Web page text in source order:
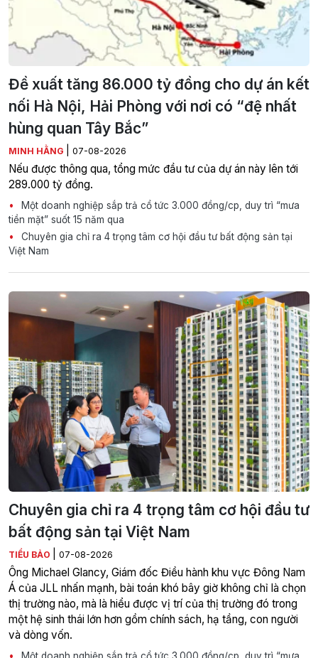
Đề xuất tăng 86.000 tỷ đồng cho dự án kết
nối Hà Nội, Hải Phòng với nơi có “đệ nhất
hùng quan Tây Bắc”
MINH HẰNG 07-08-2026
Nếu được thông qua, tổng mức đầu tư của dự án này lên tới
289.000 tỷ đồng.
Một doanh nghiệp sắp trả cổ tức 3.000 đồng/cp, duy trì “mưa
tiền mặt” suốt 15 năm qua
Chuyên gia chỉ ra 4 trọng tâm cơ hội đầu tư bất động sản tại
Việt Nam
Chuyên gia chỉ ra 4 trọng tâm cơ hội đầu tư
bất động sản tại Việt Nam
TIỂU BẢO 07-08-2026
Ông Michael Glancy, Giám đốc Điều hành khu vực Đông Nam
Á của JLL nhấn mạnh, bài toán khó bây giờ không chỉ là chọn
thị trường nào, mà là hiểu được vị trí của thị trường đó trong
một hệ sinh thái lớn hơn gồm chính sách, hạ tầng, con người
và dòng vốn.